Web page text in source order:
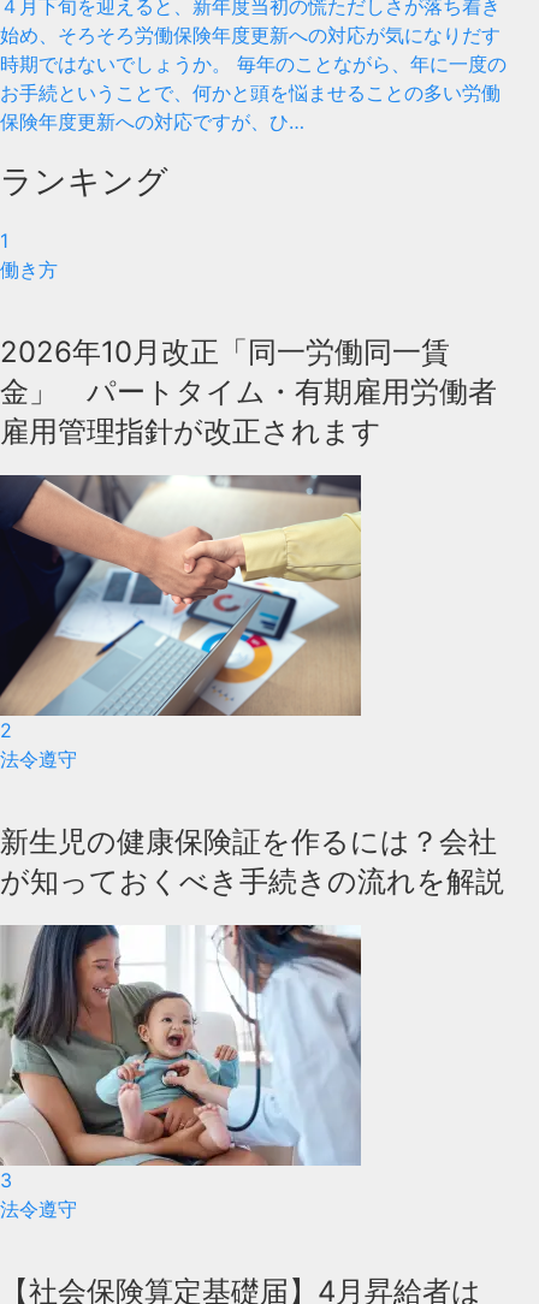
４月下旬を迎えると、新年度当初の慌ただしさが落ち着き
始め、そろそろ労働保険年度更新への対応が気になりだす
時期ではないでしょうか。 毎年のことながら、年に一度の
お手続ということで、何かと頭を悩ませることの多い労働
保険年度更新への対応ですが、ひ…
ランキング
1
働き方
2026年10月改正「同一労働同一賃
金」 パートタイム・有期雇用労働者
雇用管理指針が改正されます
2
法令遵守
新生児の健康保険証を作るには？会社
が知っておくべき手続きの流れを解説
3
法令遵守
【社会保険算定基礎届】4月昇給者は